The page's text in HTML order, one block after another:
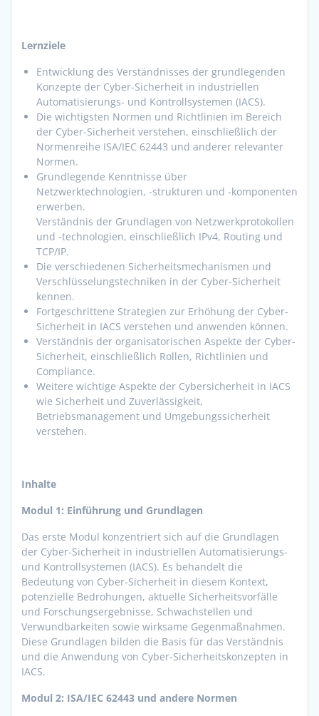
Lernziele
Entwicklung des Verständnisses der grundlegenden
Konzepte der Cyber-Sicherheit in industriellen
Automatisierungs- und Kontrollsystemen (IACS).
Die wichtigsten Normen und Richtlinien im Bereich
der Cyber-Sicherheit verstehen, einschließlich der
Normenreihe ISA/IEC 62443 und anderer relevanter
Normen.
Grundlegende Kenntnisse über
Netzwerktechnologien, -strukturen und -komponenten
erwerben.
Verständnis der Grundlagen von Netzwerkprotokollen
und -technologien, einschließlich IPv4, Routing und
TCP/IP.
Die verschiedenen Sicherheitsmechanismen und
Verschlüsselungstechniken in der Cyber-Sicherheit
kennen.
Fortgeschrittene Strategien zur Erhöhung der Cyber-
Sicherheit in IACS verstehen und anwenden können.
Verständnis der organisatorischen Aspekte der Cyber-
Sicherheit, einschließlich Rollen, Richtlinien und
Compliance.
Weitere wichtige Aspekte der Cybersicherheit in IACS
wie Sicherheit und Zuverlässigkeit,
Betriebsmanagement und Umgebungssicherheit
verstehen.
Inhalte
Modul 1: Einführung und Grundlagen
Das erste Modul konzentriert sich auf die Grundlagen
der Cyber-Sicherheit in industriellen Automatisierungs-
und Kontrollsystemen (IACS). Es behandelt die
Bedeutung von Cyber-Sicherheit in diesem Kontext,
potenzielle Bedrohungen, aktuelle Sicherheitsvorfälle
und Forschungsergebnisse, Schwachstellen und
Verwundbarkeiten sowie wirksame Gegenmaßnahmen.
Diese Grundlagen bilden die Basis für das Verständnis
und die Anwendung von Cyber-Sicherheitskonzepten in
IACS.
Modul 2: ISA/IEC 62443 und andere Normen